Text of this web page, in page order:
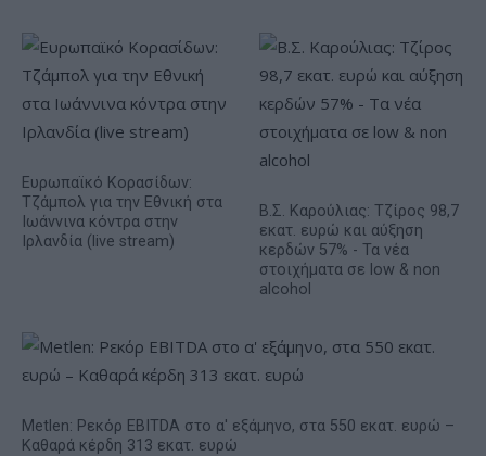
Ευρωπαϊκό Κορασίδων:
Τζάμπολ για την Εθνική στα
Ιωάννινα κόντρα στην
Ιρλανδία (live stream)
Β.Σ. Καρούλιας: Τζίρος 98,7
εκατ. ευρώ και αύξηση
κερδών 57% - Τα νέα
στοιχήματα σε low & non
alcohol
Metlen: Ρεκόρ EBITDA στο α' εξάμηνο, στα 550 εκατ. ευρώ –
Καθαρά κέρδη 313 εκατ. ευρώ